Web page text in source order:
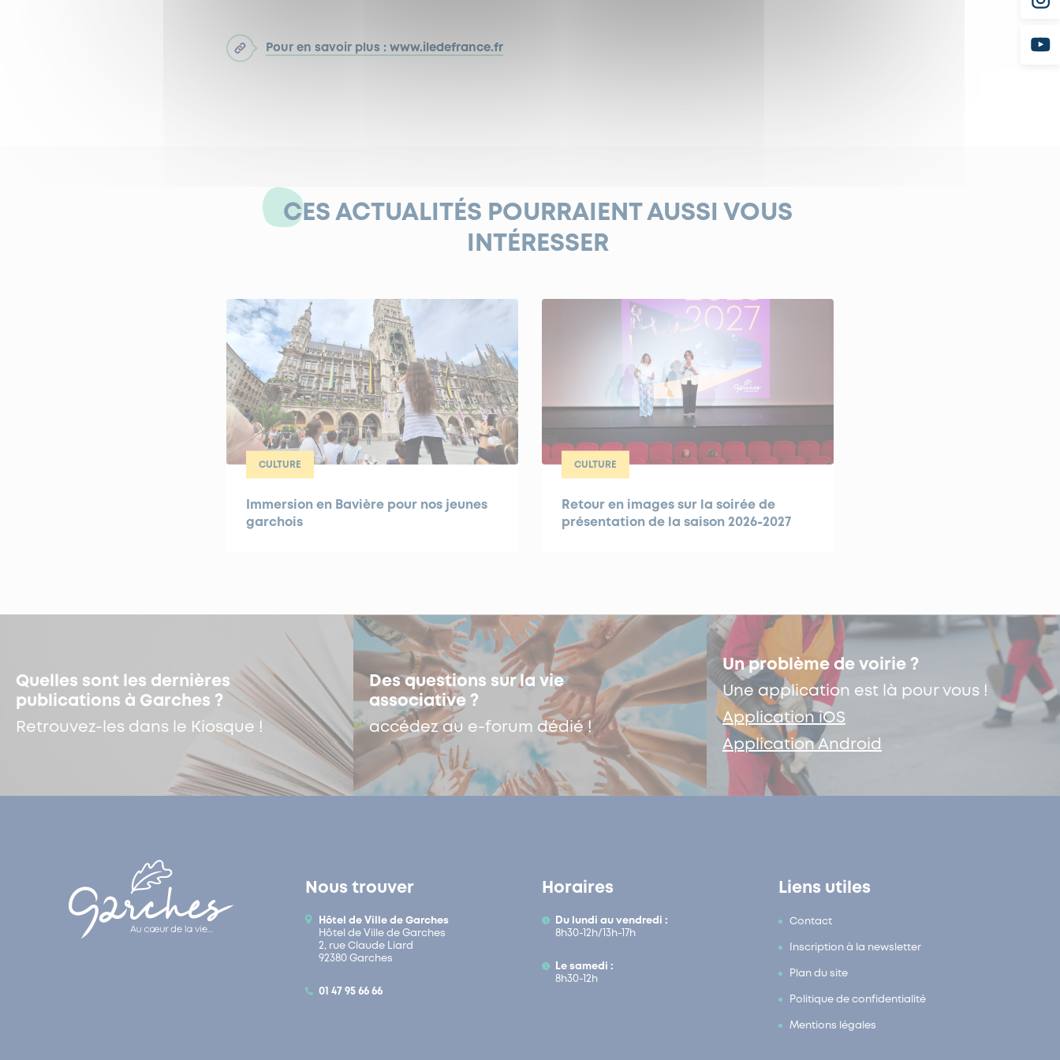
Pour en savoir plus : www.iledefrance.fr
CES ACTUALITÉS POURRAIENT AUSSI VOUS
INTÉRESSER
CULTURE
Immersion en Bavière pour nos jeunes
garchois
CULTURE
Retour en images sur la soirée de
présentation de la saison 2026-2027
Quelles sont les dernières
publications à Garches ?
Retrouvez-les dans le Kiosque !
Des questions sur la vie
associative ?
accédez au e-forum dédié !
Un problème de voirie ?
Une application est là pour vous !
Application iOS
Application Android
Nous trouver
Hôtel de Ville de Garches
Hôtel de Ville de Garches
2, rue Claude Liard
92380 Garches
01 47 95 66 66
Horaires
Du lundi au vendredi :
8h30-12h/13h-17h
Le samedi :
8h30-12h
Liens utiles
Contact
Inscription à la newsletter
Plan du site
Politique de confidentialité
Mentions légales